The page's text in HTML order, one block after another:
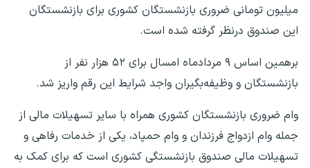
میلیون تومانی ضروری بازنشستگان کشوری برای بازنشستگان
این صندوق درنظر گرفته شده است.
برهمین اساس ۹ مردادماه امسال برای ۵۲ هزار نفر از
بازنشستگان و وظیفه‌بگیران واجد شرایط این رقم واریز شد.
وام ضروری بازنشستگان کشوری همراه با سایر تسهیلات مالی از
جمله وام ازدواج فرزندان و وام حمپاد، یکی از خدمات رفاهی و
تسهیلات مالی صندوق بازنشستگی کشوری است که برای کمک به